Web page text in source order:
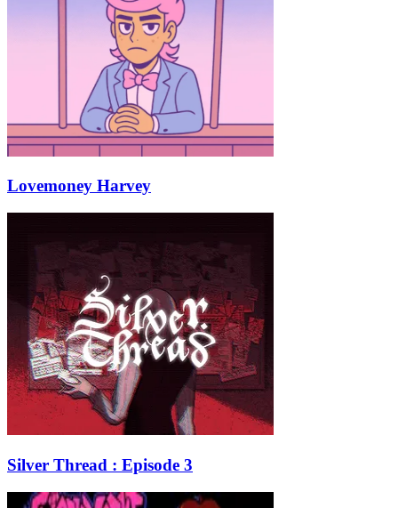
Lovemoney Harvey
Silver Thread : Episode 3